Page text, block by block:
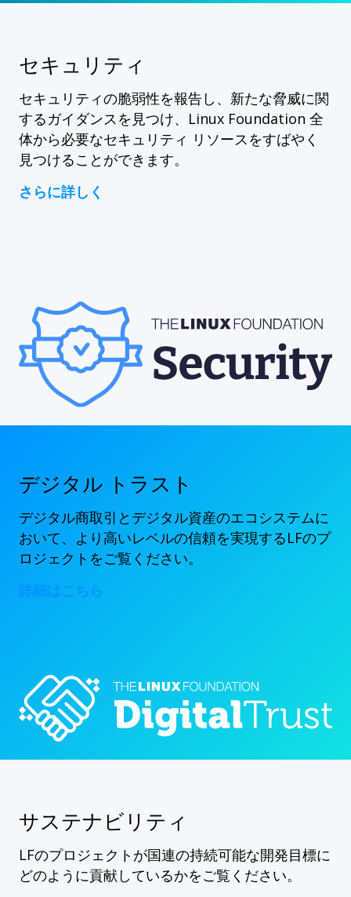
セキュリティ
セキュリティの脆弱性を報告し、新たな脅威に関
するガイダンスを見つけ、Linux Foundation 全
体から必要なセキュリティ リソースをすばやく
見つけることができます。
さらに詳しく
デジタル トラスト
デジタル商取引とデジタル資産のエコシステムに
おいて、より高いレベルの信頼を実現するLFのプ
ロジェクトをご覧ください。
詳細はこちら
サステナビリティ
LFのプロジェクトが国連の持続可能な開発目標に
どのように貢献しているかをご覧ください。